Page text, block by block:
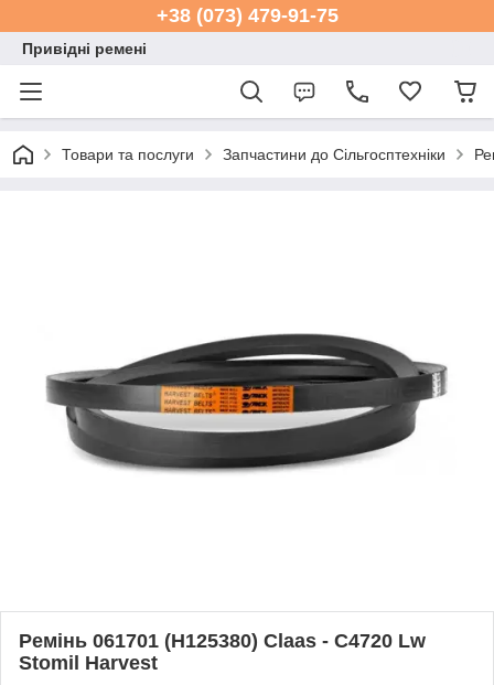
+38 (073) 479-91-75
Привідні ремені
Товари та послуги Запчастини до Сільгосптехніки
Ремінь 061701 (H125380) Claas - C4720 Lw
Stomil Harvest